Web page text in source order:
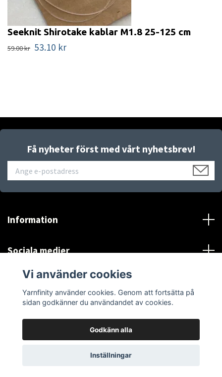
Seeknit Shirotake kablar M1.8 25-125 cm
59.00 kr 53.10 kr
Få nyheter först med vårt nyhetsbrev!
Information
Sociala medier
*Se Information och villkor
© 2026 Yarnfinity
Vi använder cookies
Yarnfinity använder cookies. Genom att fortsätta på
sidan godkänner du användandet av cookies.
Godkänn alla
Inställningar